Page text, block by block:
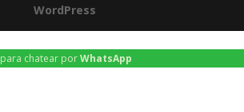
WordPress
para chatear porWhatsApp